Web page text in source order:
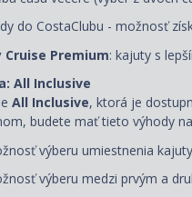
do CostaClubu - možnosť
Cruise Premium: kajuty s
All Inclusive
All Inclusive, ktorá je
budete mať tieto výhody
výberu umiestnenia kajuty
výberu medzi prvým a